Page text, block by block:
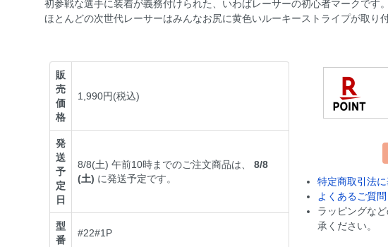
初参戦な選手に装着が義務付けられた、いわばレーサーの初心者マークです。
ほとんどの次世代レーサーはみんなお尻に黄色いルーキーストライプが取り
販
売
価
格
1,990円(税込)
発
送
予
定
日
8/8(土) 午前10時までのご注文商品は、8/8
(土) に発送予定です。
型
番
#22#1P
特定商取引法に
よくあるご質問
ラッピングな
承ください。